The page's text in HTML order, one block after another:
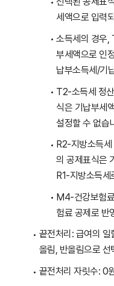
세액으로 입력
소득세의 경우,
부세액으로 인
납부소득세/기
T2-소득세 정
식은 기납부세
설정할 수 없습
R2-지방소득
의 공제표식은
R1-지방소득세
M4-건강보험
험료 공제로 반
끝전처리: 급여의 일
올림, 반올림으로 선
끝전처리 자릿수: 0